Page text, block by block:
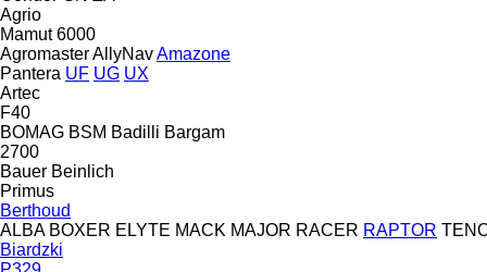
Agrio
Mamut 6000
AgromasterAllyNavAmazone
Pantera UF UG UX
Artec
F40
BOMAG BSM Badilli Bargam
2700
Bauer Beinlich
Primus
Berthoud
ALBA BOXER ELYTE MACK MAJOR RACER RAPTOR
Biardzki